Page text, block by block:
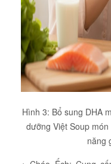
Hình 3: Bổ sung DHA
dưỡng Việt Soup
năng